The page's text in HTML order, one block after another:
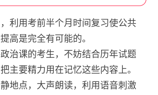
利用考前半个月时间复习使公共
高是完全有可能的。
课的考生，不妨结合历年试题
主要精力用在记忆这些内容上。
地点，大声朗读，利用语音刺激